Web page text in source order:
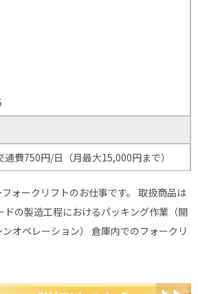
費750円/日（月最大15,000円まで）
ォークリフトのお仕事です。 取扱商品は
ドの製造工程におけるパッキング作業（開
オペレーション） 倉庫内でのフォークリ